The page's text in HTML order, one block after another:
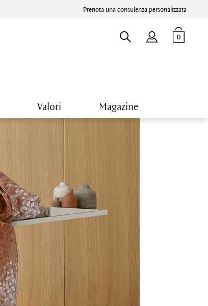
Prenota una consulenza personalizzata
0
Valori Magazine